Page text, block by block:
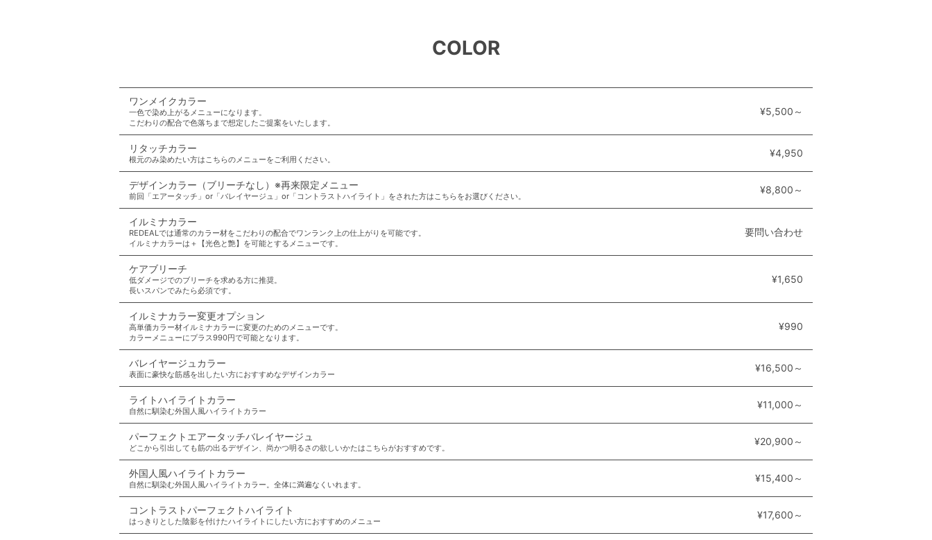
COLOR
ワンメイクカラー
一色で染め上がるメニューになります。
こだわりの配合で色落ちまで想定したご提案をいたします。
¥5,500～
リタッチカラー
根元のみ染めたい方はこちらのメニューをご利用ください。
¥4,950
デザインカラー（ブリーチなし）※再来限定メニュー
前回「エアータッチ」or「バレイヤージュ」or「コントラストハイライト」をされた方はこちらをお選びください。
¥8,800～
イルミナカラー
REDEALでは通常のカラー材をこだわりの配合でワンランク上の仕上がりを可能です。
イルミナカラーは＋【光色と艶】を可能とするメニューです。
要問い合わせ
ケアブリーチ
低ダメージでのブリーチを求める方に推奨。
長いスパンでみたら必須です。
¥1,650
イルミナカラー変更オプション
高単価カラー材イルミナカラーに変更のためのメニューです。
カラーメニューにプラス990円で可能となります。
¥990
バレイヤージュカラー
表面に豪快な筋感を出したい方におすすめなデザインカラー
¥16,500～
ライトハイライトカラー
自然に馴染む外国人風ハイライトカラー
¥11,000～
パーフェクトエアータッチバレイヤージュ
どこから引出しても筋の出るデザイン、尚かつ明るさの欲しいかたはこちらがおすすめです。
¥20,900～
外国人風ハイライトカラー
自然に馴染む外国人風ハイライトカラー。全体に満遍なくいれます。
¥15,400～
コントラストパーフェクトハイライト
はっきりとした陰影を付けたハイライトにしたい方におすすめのメニュー
¥17,600～